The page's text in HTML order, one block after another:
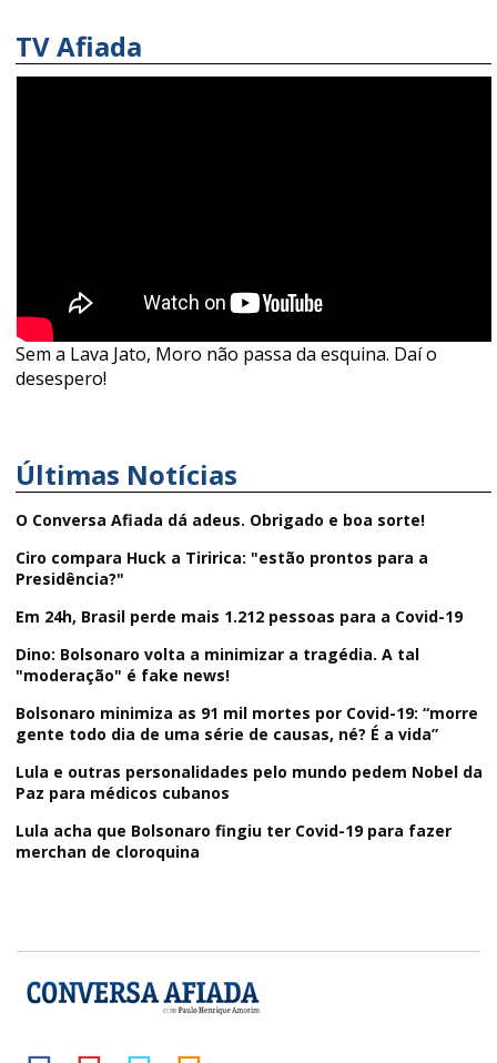
TV Afiada
Sem a Lava Jato, Moro não passa da esquina. Daí o
desespero!
Últimas Notícias
O Conversa Afiada dá adeus. Obrigado e boa sorte!
Ciro compara Huck a Tiririca: "estão prontos para a
Presidência?"
Em 24h, Brasil perde mais 1.212 pessoas para a Covid-19
Dino: Bolsonaro volta a minimizar a tragédia. A tal
"moderação" é fake news!
Bolsonaro minimiza as 91 mil mortes por Covid-19: “morre
gente todo dia de uma série de causas, né? É a vida”
Lula e outras personalidades pelo mundo pedem Nobel da
Paz para médicos cubanos
Lula acha que Bolsonaro fingiu ter Covid-19 para fazer
merchan de cloroquina